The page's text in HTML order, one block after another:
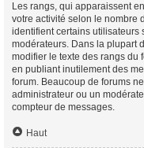
Les rangs, qui apparaissent
votre activité selon le nombre
identifient certains utilisateurs
modérateurs. Dans la plupart
modifier le texte des rangs du
en publiant inutilement des
forum. Beaucoup de forums
administrateur ou un
compteur de messages.
Haut